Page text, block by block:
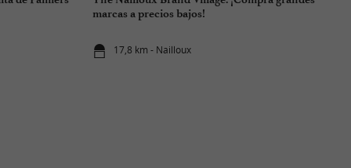
marcas a precios bajos!
17,8 km - Nailloux